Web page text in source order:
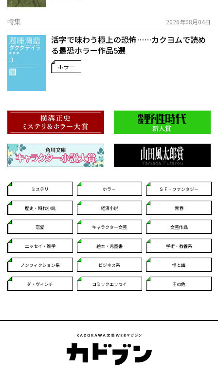
特集 2026年08月04日
活字で味わう極上の恐怖……カクヨムで読め
る最恐ホラー作品5選
ホラー
ミステリ ホラー ＳＦ・ファンタジー
歴史・時代小説 経済小説 青春
恋愛 キャラクター文芸 文芸作品
エッセイ・雑学 絵本・児童書 学術・教養系
ノンフィクション系 ビジネス系 怪と幽
ダ・ヴィンチ コミックエッセイ その他